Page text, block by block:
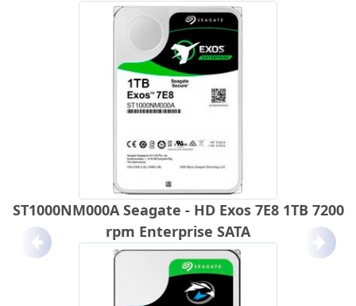
ST1000NM000A Seagate - HD Exos 7E8 1TB 7200
rpm Enterprise SATA
Anterior